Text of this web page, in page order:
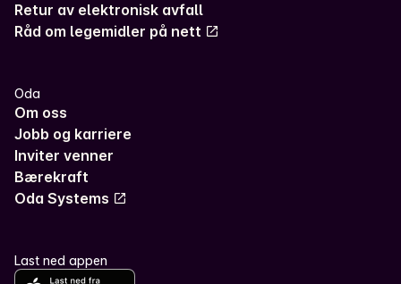
Retur av elektronisk avfall
Råd om legemidler på nett
Oda
Om oss
Jobb og karriere
Inviter venner
Bærekraft
Oda Systems
Last ned appen